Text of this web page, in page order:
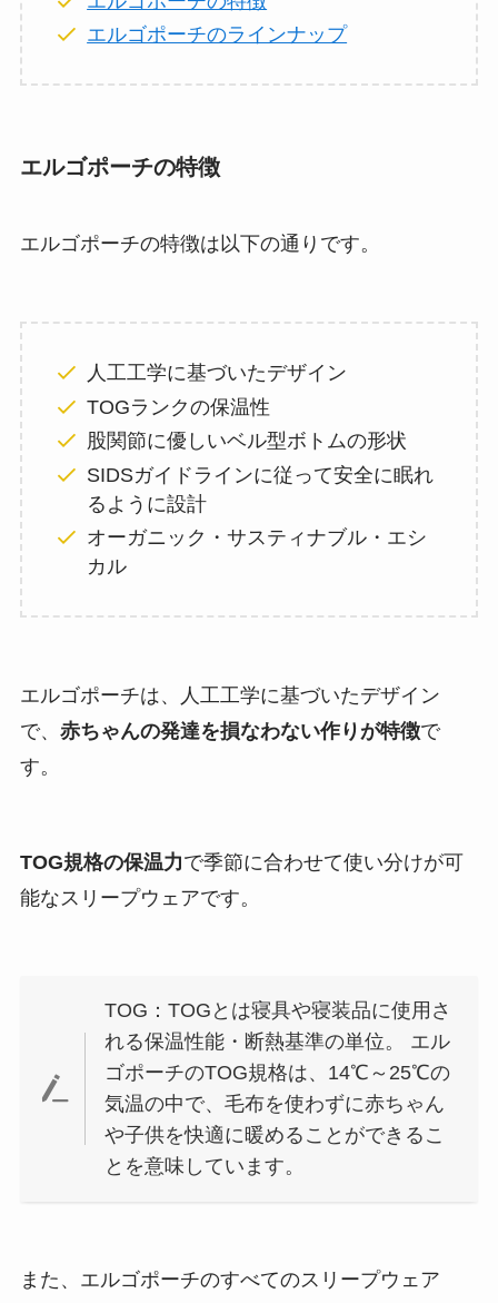
エルゴポーチのラインナップ
エルゴポーチの特徴
エルゴポーチの特徴は以下の通りです。
人工工学に基づいたデザイン
TOGランクの保温性
股関節に優しいベル型ボトムの形状
SIDSガイドラインに従って安全に眠れ
るように設計
オーガニック・サスティナブル・エシ
カル
エルゴポーチは、人工工学に基づいたデザイン
で、 赤ちゃんの発達を損なわない作りが特徴で
す。
TOG規格の保温力で季節に合わせて使い分けが可
能なスリープウェアです。
TOG：TOGとは寝具や寝装品に使用さ
れる保温性能・断熱基準の単位。 エル
ゴポーチのTOG規格は、14℃～25℃の
気温の中で、毛布を使わずに赤ちゃん
や子供を快適に暖めることができるこ
とを意味しています。
また、エルゴポーチのすべてのスリープウェア